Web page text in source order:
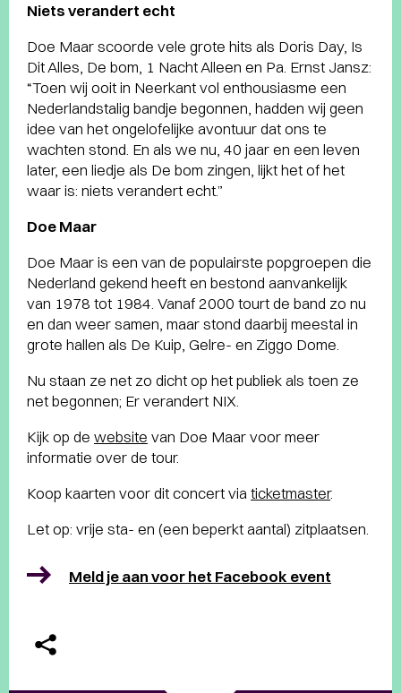
Niets verandert echt
Doe Maar scoorde vele grote hits als Doris Day, Is
Dit Alles, De bom, 1 Nacht Alleen en Pa. Ernst Jansz:
“Toen wij ooit in Neerkant vol enthousiasme een
Nederlandstalig bandje begonnen, hadden wij geen
idee van het ongelofelijke avontuur dat ons te
wachten stond. En als we nu, 40 jaar en een leven
later, een liedje als De bom zingen, lijkt het of het
waar is: niets verandert echt.”
Doe Maar
Doe Maar is een van de populairste popgroepen die
Nederland gekend heeft en bestond aanvankelijk
van 1978 tot 1984. Vanaf 2000 tourt de band zo nu
en dan weer samen, maar stond daarbij meestal in
grote hallen als De Kuip, Gelre- en Ziggo Dome.
Nu staan ze net zo dicht op het publiek als toen ze
net begonnen; Er verandert NIX.
Kijk op de website van Doe Maar voor meer
informatie over de tour.
Koop kaarten voor dit concert via ticketmaster.
Let op: vrije sta- en (een beperkt aantal) zitplaatsen.
Meld je aan voor het Facebook event